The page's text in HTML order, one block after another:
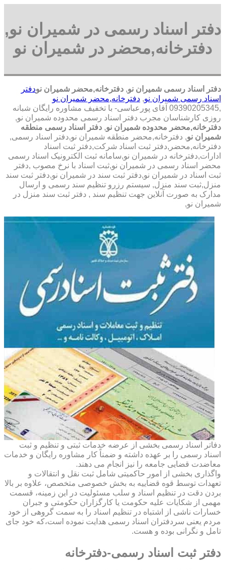
دفتر اسناد رسمی در شمیران نو,
دفترخانه,محضر در شمیران نو
دفتر اسناد رسمی شمیران نو, دفترخانه,محضر شمیران نودفتر
اسناد رسمی شمیران نو, دفترخانه,محضر شمیران نو
,09390205345 آقای پورعباسی- با تخفیف مشاوره رايگان شبانه
روزی کارشناسان مجرب دفتر اسناد رسمی محدوده شمیران نو,
دفترخانه,محضر محدوده شمیران نو, دفتر اسناد رسمی منطقه
شمیران نو, دفترخانه,محضر منطقه شمیران نو,دفتر اسناد رسمی,
دفترخانه,محضر,دفتر ثبت اسناد شرکت,دفتر ثبت اسناد
ادارات,دفترخانه در شمیران نو,سامانه ثبت الکترونیک اسناد رسمی
محضر اسناد رسمی در شمیران نو,ثبت اسناد با نرخ مصوب ,دفتر
ثبت اسناد در شمیران نو,دفتر ثبت سند در شمیران نو,دفتر ثبت سند
منزل,ثبت سند منزل, سیستم رزرو تنظیم سند رسمی و ارسال
مدارک به صورت آنلاین جهت تنظیم سند , دفتر ثبت سند منزل در
شمیران نو,
دفاتر اسناد رسمی بخشی از عرضه خدمات ثبتی و تنظیم و ثبت
اسناد رسمی را بر عهده داشته و ضمناً کار مشاوره رایگان و خدمات
معاضدت قضایی جامعه را نیز انجام می دهند.
واگذاری بخشی از امور حاکمیتی شامل ثبت نقل و انتقالات و
تعهدات توسط قوه قضاییه به بخش خصوصی متخصص، علاوه بر بالا
بردن دقت در تنظیم اسناد و سلب مسئولیت در این زمینه، قسمت
مهمی از شکایات علیه حکومت یا کارگزاران حکومتی و جبران
خسارات ناشی از اشتباه در تنظیم اسناد را به سمت گروهی از خود
مردم یعنی سردفتران اسناد رسمی هدایت نموده است،که خود جای
تامل و نگرانی بوده و هست.
دفتر ثبت اسناد رسمی-دفترخانه